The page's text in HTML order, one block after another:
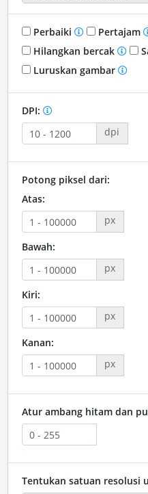
Perbaiki Pertajam
Hilangkan bercak
Luruskan gambar
DPI:
dpi
Potong piksel dari:
Atas:
px
Bawah:
px
Kiri:
px
Kanan:
px
Atur ambang hitam dan
Tentukan satuan resolusi